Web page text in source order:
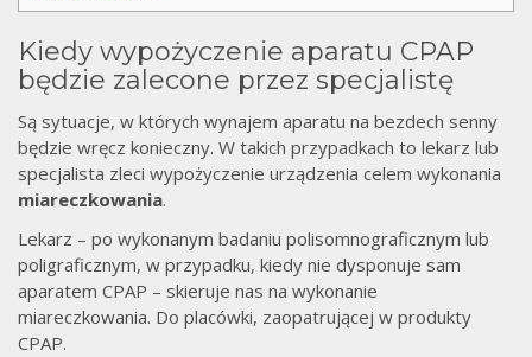
Kiedy wypożyczenie aparatu CPAP
będzie zalecone przez specjalistę
Są sytuacje, w których wynajem aparatu na bezdech senny
będzie wręcz konieczny. W takich przypadkach to lekarz lub
specjalista zleci wypożyczenie urządzenia celem wykonania
miareczkowania.
Lekarz – po wykonanym badaniu polisomnograficznym lub
poligraficznym, w przypadku, kiedy nie dysponuje sam
aparatem CPAP – skieruje nas na wykonanie
miareczkowania. Do placówki, zaopatrującej w produkty
CPAP.